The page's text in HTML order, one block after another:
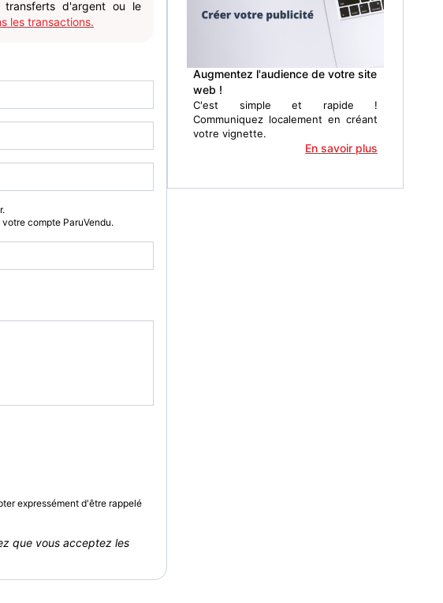
d'argent ou le
les transactions.
compte ParuVendu.
expressément d'être rappelé
que vous acceptez les
Augmentez l'audience de votre site
web !
C'est simple et rapide !
Communiquez localement en créant
votre vignette.
En savoir plus